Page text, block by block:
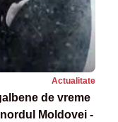
Actualitate
de vreme
Moldovei -